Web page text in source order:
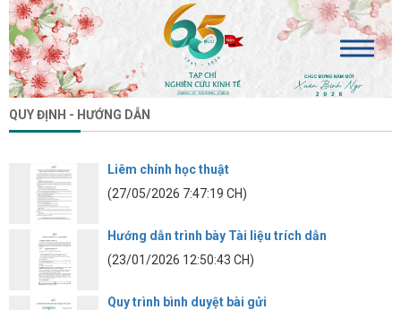
QUY ĐỊNH - HƯỚNG DẪN
Liêm chính học thuật
(27/05/2026 7:47:19 CH)
Hướng dẫn trình bày Tài liệu trích dẫn
(23/01/2026 12:50:43 CH)
Quy trình bình duyệt bài gửi